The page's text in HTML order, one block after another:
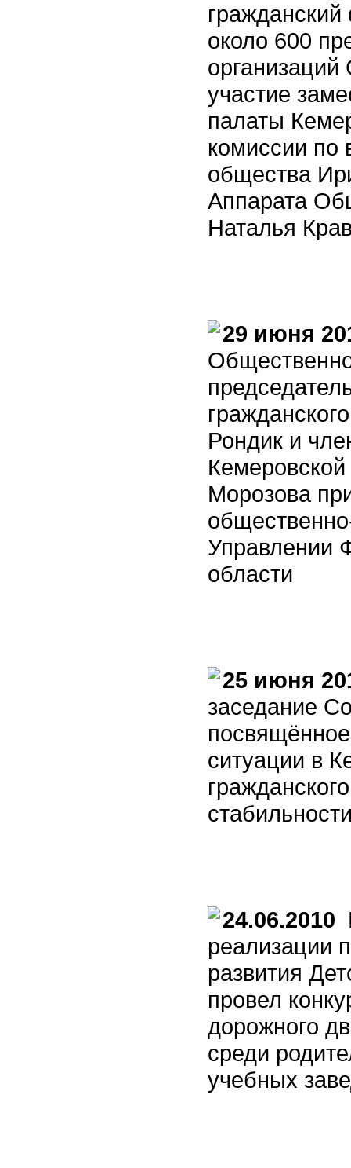
около 600
участие
палаты
комиссии по
общества
Аппарата
Наталья
29 июня
Рондик и
Морозова
Управлении
области
25 июня
заседание
ситуации в
24.06.2010
реализации
развития
провел
дорожного
среди
учебных